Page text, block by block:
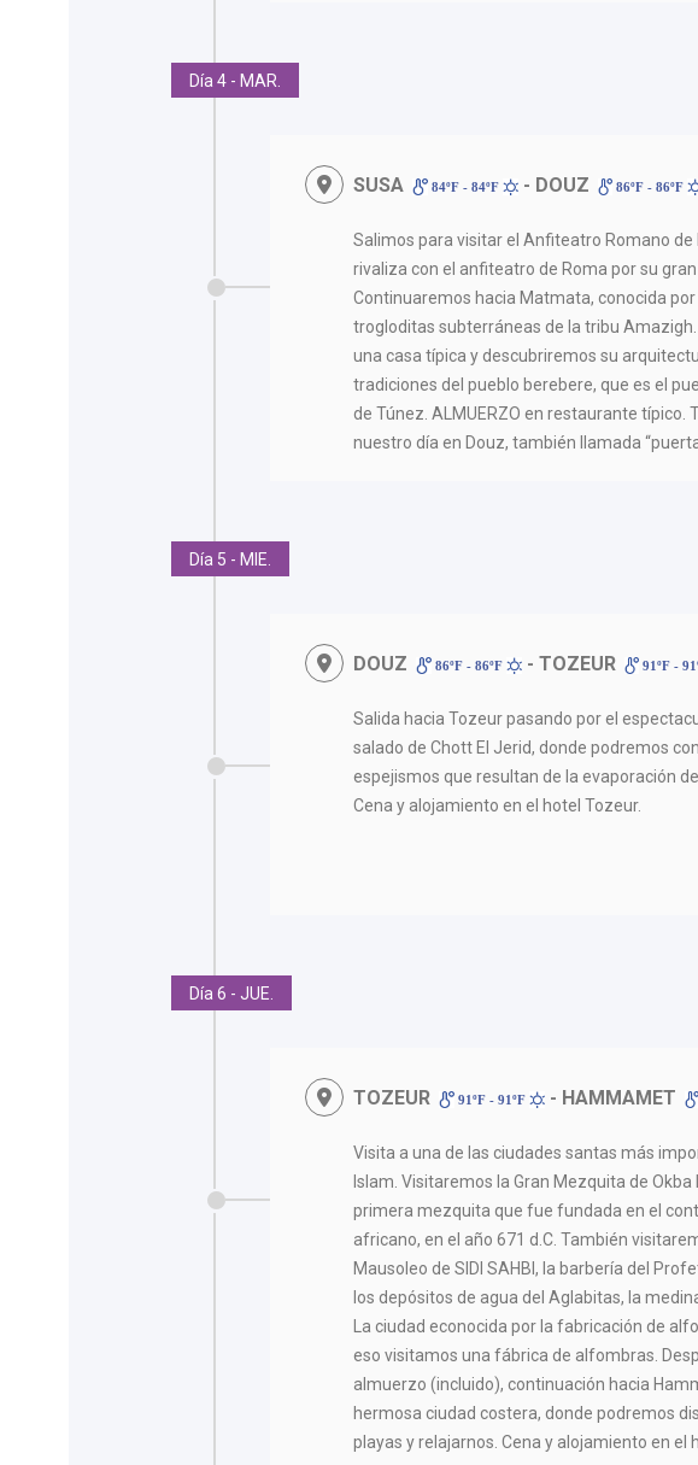
Día 4 - MAR.
SUSA 84ºF - 84ºF - DOUZ 86ºF - 86ºF
Salimos para visitar el Anfiteatro Romano de
rivaliza con el anfiteatro de Roma por su
Continuaremos hacia Matmata, conocida por
trogloditas subterráneas de la tribu
una casa típica y descubriremos su
tradiciones del pueblo berebere, que es el
de Túnez. ALMUERZO en restaurante típico.
nuestro día en Douz, también llamada
Día 5 - MIE.
DOUZ 86ºF - 86ºF - TOZEUR 91ºF -
Salida hacia Tozeur pasando por el
salado de Chott El Jerid, donde podremos
espejismos que resultan de la evaporación
Cena y alojamiento en el hotel Tozeur.
Día 6 - JUE.
TOZEUR 91ºF - 91ºF - HAMMAMET
Visita a una de las ciudades santas más
Islam. Visitaremos la Gran Mezquita de Okba
primera mezquita que fue fundada en el
africano, en el año 671 d.C. También
Mausoleo de SIDI SAHBI, la barbería del
los depósitos de agua del Aglabitas, la
La ciudad econocida por la fabricación de
eso visitamos una fábrica de alfombras.
almuerzo (incluido), continuación hacia
hermosa ciudad costera, donde podremos
playas y relajarnos. Cena y alojamiento en el